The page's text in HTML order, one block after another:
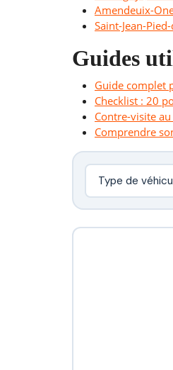
Amendeuix-
Saint-Jean-
Guides
Guide complet
Checklist : 20
Contre-visite
Comprendre